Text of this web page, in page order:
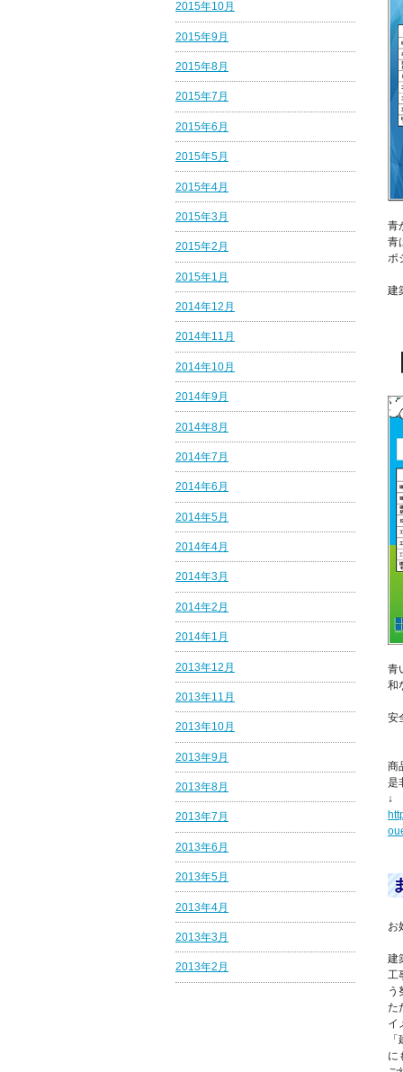
青
青
ポ
建
青
和
安
商
是
↓
お
建
工
う
た
イ
に
2015年10月
2015年9月
2015年8月
2015年7月
2015年6月
2015年5月
2015年4月
2015年3月
2015年2月
2015年1月
2014年12月
2014年11月
2014年10月
2014年9月
2014年8月
2014年7月
2014年6月
2014年5月
2014年4月
2014年3月
2014年2月
2014年1月
2013年12月
2013年11月
2013年10月
2013年9月
2013年8月
2013年7月
2013年6月
2013年5月
2013年4月
2013年3月
2013年2月